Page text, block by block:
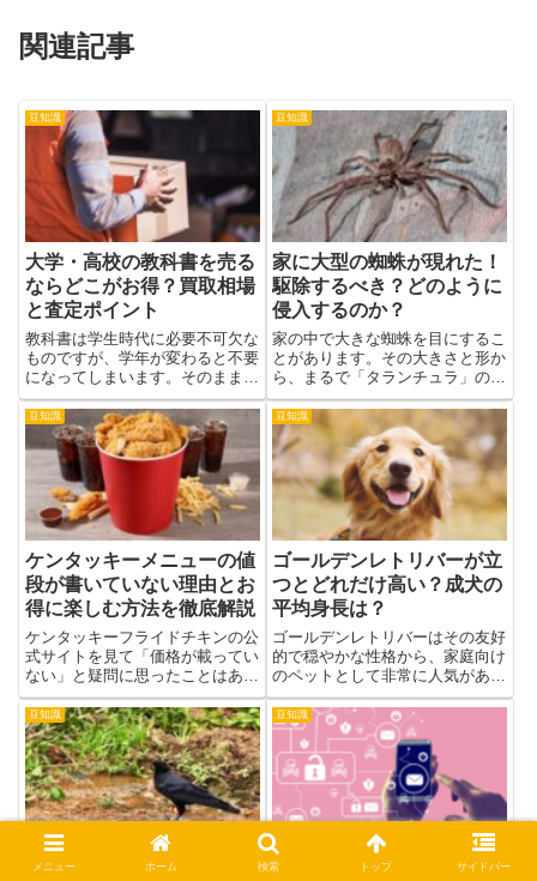
関連記事
豆知識
大学・高校の教科書を売る
ならどこがお得？買取相場
と査定ポイント
教科書は学生時代に必要不可欠な
ものですが、学年が変わると不要
になってしまいます。そのまま保
管しておくと場所を取るため、売
却を検討する人も多いでしょう。
しかし、教科書の買取には条件が
あり、売れるものと売れないもの
があります。また、買取価格を
高...
豆知識
家に大型の蜘蛛が現れた！
駆除するべき？どのように
侵入するのか？
家の中で大きな蜘蛛を目にするこ
とがあります。その大きさと形か
ら、まるで「タランチュラ」のよ
うで、見るだけで驚かれる方も多
いでしょう。クモが苦手な人は少
なくないと思いますが、特に大き
な蜘蛛が現れた時の恐怖は大変で
す。しかし、大型の蜘蛛を見つ
豆知識
ケンタッキーメニューの値
段が書いていない理由とお
得に楽しむ方法を徹底解説
ケンタッキーフライドチキンの公
式サイトを見て「価格が載ってい
ない」と疑問に思ったことはあり
ませんか？特に初めて利用する方
や、家族や友人とシェアする予定
のある方にとって、あらかじめ価
格を把握できないのは不便に感じ
るでしょう。実はケンタッキー
で...
豆知識
ゴールデンレトリバーが立
つとどれだけ高い？成犬の
平均身長は？
ゴールデンレトリバーはその友好
的で穏やかな性格から、家庭向け
のペットとして非常に人気があり
ます立っているゴールデンレトリ
バーを目にしたことはあります
か？小さな子供が立つよりもずっ
と背が高いんです。ゴールデンレ
トリバーが立ったときの身長は、
驚...
豆知識
アルミホイルと身近な材料
豆知識
「アカウント侵害検知」
メニュー ホーム 検索 トップ サイドバー